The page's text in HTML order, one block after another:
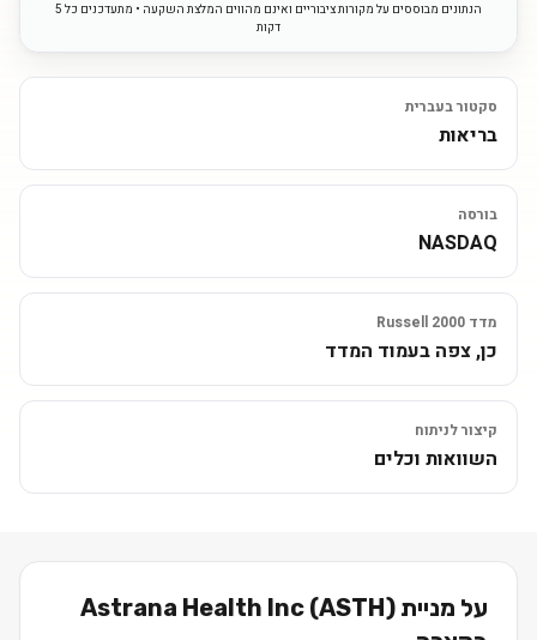
הנתונים מבוססים על מקורות ציבוריים ואינם מהווים המלצת השקעה • מתעדכנים כל 5
דקות
סקטור בעברית
בריאות
בורסה
NASDAQ
מדד Russell 2000
כן, צפה בעמוד המדד
קיצור לניתוח
השוואות וכלים
על מניית Astrana Health Inc (ASTH)